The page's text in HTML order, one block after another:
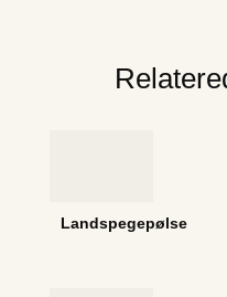
Landspegepølse